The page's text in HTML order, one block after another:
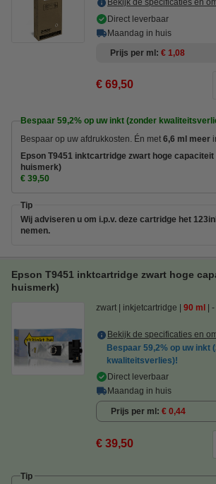
Bekijk de specificaties en
Direct leverbaar
Maandag in huis
Prijs per ml
€ 1,08
€ 69,50
Bespaar 59,2% op uw inkt (zonder
Bespaar op uw afdrukkosten. Én met 6,6 ml meer
Epson T9451 inktcartridge zwart hoge
huismerk)
€ 39,50
Tip
Wij adviseren u om i.p.v. deze cartridge het
nemen.
Epson T9451 inktcartridge zwart hoge
huismerk)
zwart inkjetcartridge 90 ml -
Bekijk de specificaties en
Bespaar 59,2% op uw inkt
kwaliteitsverlies)!
Direct leverbaar
Maandag in huis
Prijs per ml € 0,44
€ 39,50
Tip